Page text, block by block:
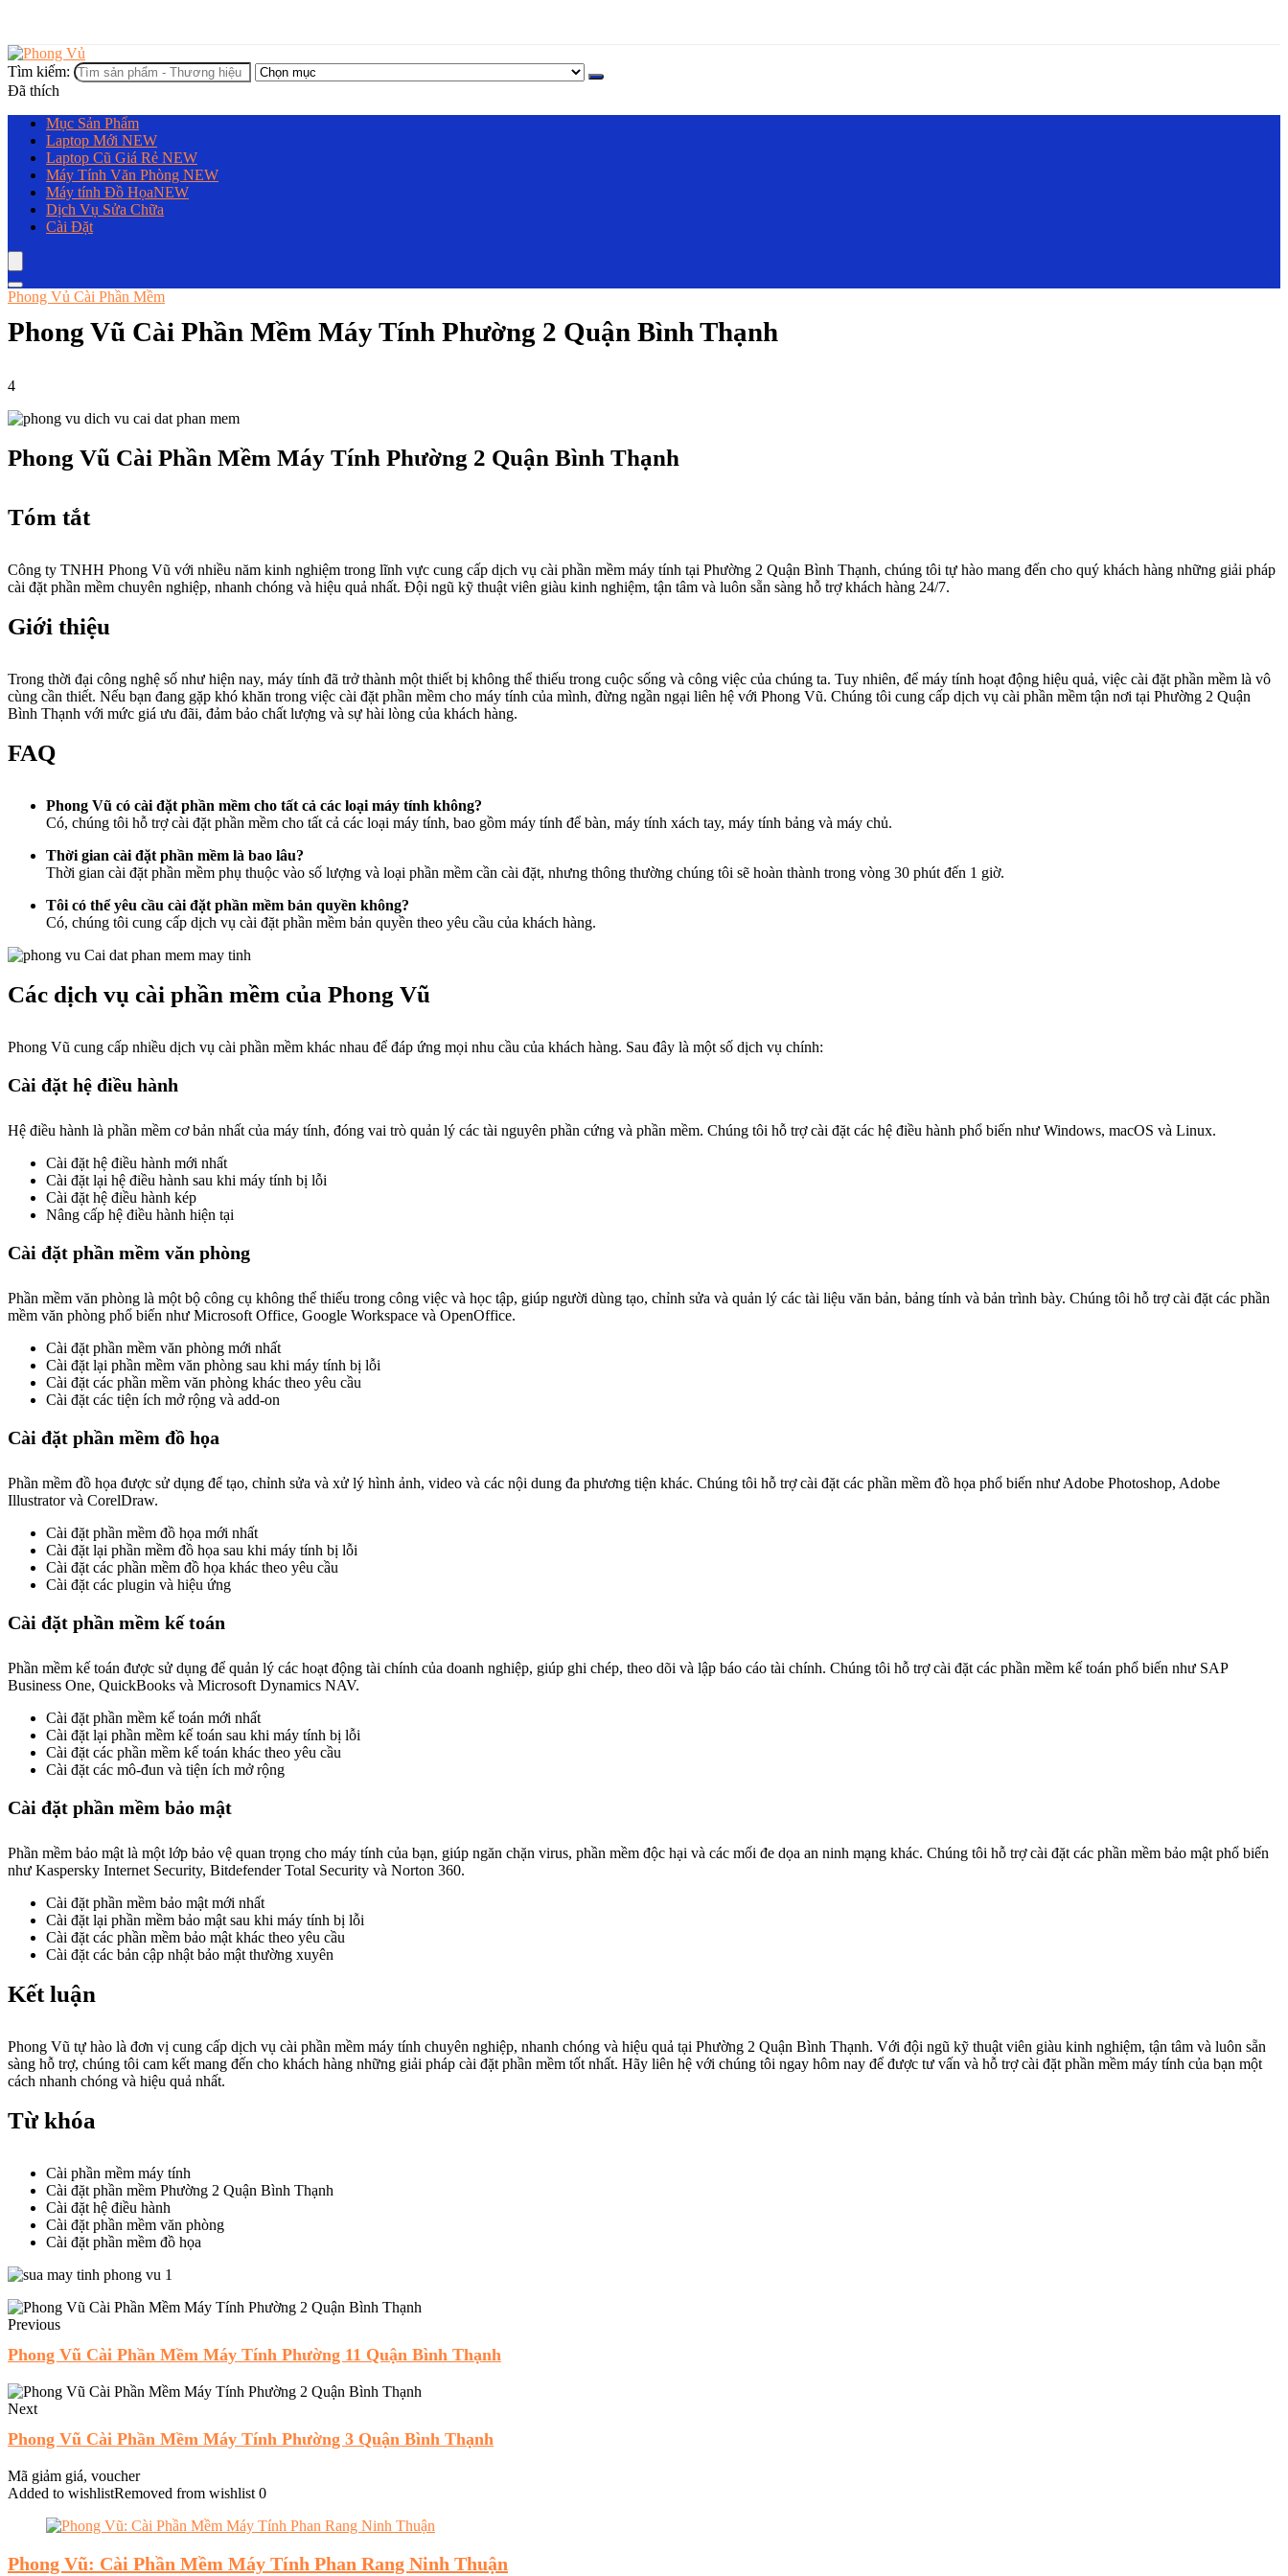
Tìm kiếm:
Đã thích
Mục Sản Phẩm
Laptop Mới NEW
Laptop Cũ Giá Rẻ NEW
Máy Tính Văn Phòng NEW
Máy tính Đồ HọaNEW
Dịch Vụ Sửa Chữa
Cài Đặt
Phong Vủ Cài Phần Mềm
Phong Vũ Cài Phần Mềm Máy Tính Phường 2 Quận Bình Thạnh
4
Phong Vũ Cài Phần Mềm Máy Tính Phường 2 Quận Bình Thạnh
Tóm tắt
Công ty TNHH Phong Vũ với nhiều năm kinh nghiệm trong lĩnh vực cung cấp dịch vụ cài phần mềm máy tính tại Phường 2 Quận Bình Thạnh, chúng tôi tự hào mang đến cho quý khách hàng những giải pháp
cài đặt phần mềm chuyên nghiệp, nhanh chóng và hiệu quả nhất. Đội ngũ kỹ thuật viên giàu kinh nghiệm, tận tâm và luôn sẵn sàng hỗ trợ khách hàng 24/7.
Giới thiệu
Trong thời đại công nghệ số như hiện nay, máy tính đã trở thành một thiết bị không thể thiếu trong cuộc sống và công việc của chúng ta. Tuy nhiên, để máy tính hoạt động hiệu quả, việc cài đặt phần mềm là vô
cùng cần thiết. Nếu bạn đang gặp khó khăn trong việc cài đặt phần mềm cho máy tính của mình, đừng ngần ngại liên hệ với Phong Vũ. Chúng tôi cung cấp dịch vụ cài phần mềm tận nơi tại Phường 2 Quận
Bình Thạnh với mức giá ưu đãi, đảm bảo chất lượng và sự hài lòng của khách hàng.
FAQ
Phong Vũ có cài đặt phần mềm cho tất cả các loại máy tính không?
Có, chúng tôi hỗ trợ cài đặt phần mềm cho tất cả các loại máy tính, bao gồm máy tính để bàn, máy tính xách tay, máy tính bảng và máy chủ.
Thời gian cài đặt phần mềm là bao lâu?
Thời gian cài đặt phần mềm phụ thuộc vào số lượng và loại phần mềm cần cài đặt, nhưng thông thường chúng tôi sẽ hoàn thành trong vòng 30 phút đến 1 giờ.
Tôi có thể yêu cầu cài đặt phần mềm bản quyền không?
Có, chúng tôi cung cấp dịch vụ cài đặt phần mềm bản quyền theo yêu cầu của khách hàng.
Các dịch vụ cài phần mềm của Phong Vũ
Phong Vũ cung cấp nhiều dịch vụ cài phần mềm khác nhau để đáp ứng mọi nhu cầu của khách hàng. Sau đây là một số dịch vụ chính:
Cài đặt hệ điều hành
Hệ điều hành là phần mềm cơ bản nhất của máy tính, đóng vai trò quản lý các tài nguyên phần cứng và phần mềm. Chúng tôi hỗ trợ cài đặt các hệ điều hành phổ biến như Windows, macOS và Linux.
Cài đặt hệ điều hành mới nhất
Cài đặt lại hệ điều hành sau khi máy tính bị lỗi
Cài đặt hệ điều hành kép
Nâng cấp hệ điều hành hiện tại
Cài đặt phần mềm văn phòng
Phần mềm văn phòng là một bộ công cụ không thể thiếu trong công việc và học tập, giúp người dùng tạo, chỉnh sửa và quản lý các tài liệu văn bản, bảng tính và bản trình bày. Chúng tôi hỗ trợ cài đặt các phần
mềm văn phòng phổ biến như Microsoft Office, Google Workspace và OpenOffice.
Cài đặt phần mềm văn phòng mới nhất
Cài đặt lại phần mềm văn phòng sau khi máy tính bị lỗi
Cài đặt các phần mềm văn phòng khác theo yêu cầu
Cài đặt các tiện ích mở rộng và add-on
Cài đặt phần mềm đồ họa
Phần mềm đồ họa được sử dụng để tạo, chỉnh sửa và xử lý hình ảnh, video và các nội dung đa phương tiện khác. Chúng tôi hỗ trợ cài đặt các phần mềm đồ họa phổ biến như Adobe Photoshop, Adobe
Illustrator và CorelDraw.
Cài đặt phần mềm đồ họa mới nhất
Cài đặt lại phần mềm đồ họa sau khi máy tính bị lỗi
Cài đặt các phần mềm đồ họa khác theo yêu cầu
Cài đặt các plugin và hiệu ứng
Cài đặt phần mềm kế toán
Phần mềm kế toán được sử dụng để quản lý các hoạt động tài chính của doanh nghiệp, giúp ghi chép, theo dõi và lập báo cáo tài chính. Chúng tôi hỗ trợ cài đặt các phần mềm kế toán phổ biến như SAP
Business One, QuickBooks và Microsoft Dynamics NAV.
Cài đặt phần mềm kế toán mới nhất
Cài đặt lại phần mềm kế toán sau khi máy tính bị lỗi
Cài đặt các phần mềm kế toán khác theo yêu cầu
Cài đặt các mô-đun và tiện ích mở rộng
Cài đặt phần mềm bảo mật
Phần mềm bảo mật là một lớp bảo vệ quan trọng cho máy tính của bạn, giúp ngăn chặn virus, phần mềm độc hại và các mối đe dọa an ninh mạng khác. Chúng tôi hỗ trợ cài đặt các phần mềm bảo mật phổ biến
như Kaspersky Internet Security, Bitdefender Total Security và Norton 360.
Cài đặt phần mềm bảo mật mới nhất
Cài đặt lại phần mềm bảo mật sau khi máy tính bị lỗi
Cài đặt các phần mềm bảo mật khác theo yêu cầu
Cài đặt các bản cập nhật bảo mật thường xuyên
Kết luận
Phong Vũ tự hào là đơn vị cung cấp dịch vụ cài phần mềm máy tính chuyên nghiệp, nhanh chóng và hiệu quả tại Phường 2 Quận Bình Thạnh. Với đội ngũ kỹ thuật viên giàu kinh nghiệm, tận tâm và luôn sẵn
sàng hỗ trợ, chúng tôi cam kết mang đến cho khách hàng những giải pháp cài đặt phần mềm tốt nhất. Hãy liên hệ với chúng tôi ngay hôm nay để được tư vấn và hỗ trợ cài đặt phần mềm máy tính của bạn một
cách nhanh chóng và hiệu quả nhất.
Từ khóa
Cài phần mềm máy tính
Cài đặt phần mềm Phường 2 Quận Bình Thạnh
Cài đặt hệ điều hành
Cài đặt phần mềm văn phòng
Cài đặt phần mềm đồ họa
Previous
Phong Vũ Cài Phần Mềm Máy Tính Phường 11 Quận Bình Thạnh
Next
Phong Vũ Cài Phần Mềm Máy Tính Phường 3 Quận Bình Thạnh
Mã giảm giá, voucher
Added to wishlistRemoved from wishlist 0
Phong Vũ: Cài Phần Mềm Máy Tính Phan Rang Ninh Thuận